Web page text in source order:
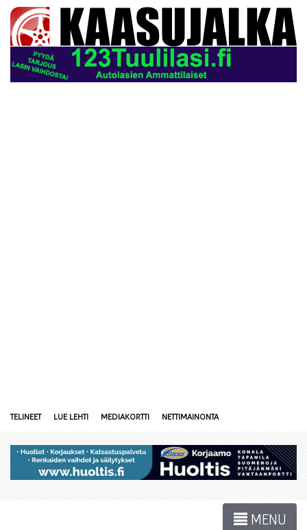
TELINEET LUE LEHTI MEDIAKORTTI NETTIMAINONTA
MENU